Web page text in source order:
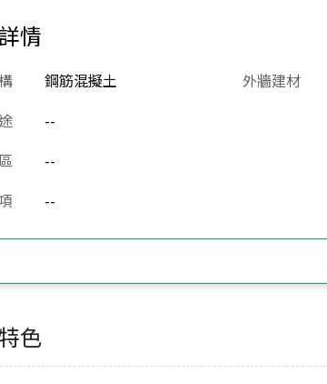
情
鋼筋混擬土 外牆建材
--
--
--
色